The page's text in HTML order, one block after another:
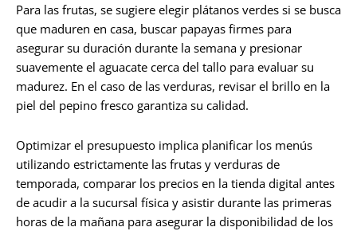
Para las frutas, se sugiere elegir plátanos verdes si se busca
que maduren en casa, buscar papayas firmes para
asegurar su duración durante la semana y presionar
suavemente el aguacate cerca del tallo para evaluar su
madurez. En el caso de las verduras, revisar el brillo en la
piel del pepino fresco garantiza su calidad.
Optimizar el presupuesto implica planificar los menús
utilizando estrictamente las frutas y verduras de
temporada, comparar los precios en la tienda digital antes
de acudir a la sucursal física y asistir durante las primeras
horas de la mañana para asegurar la disponibilidad de los